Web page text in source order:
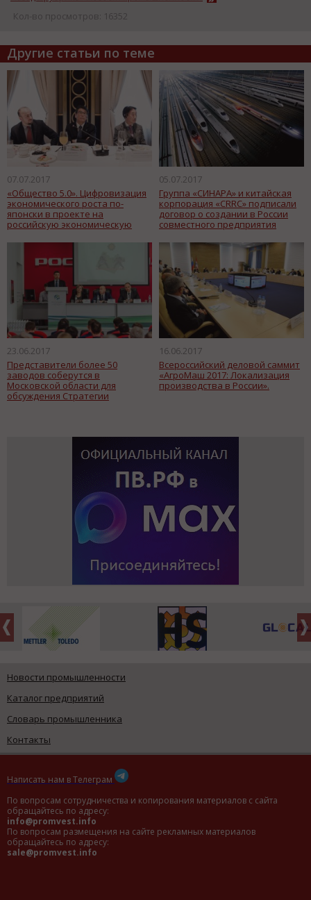
Кол-во просмотров: 16352
Другие статьи по теме
07.07.2017
«Общество 5.0». Цифровизация
экономического роста по-
японски в проекте на
российскую экономическую
05.07.2017
Группа «СИНАРА» и китайская
корпорация «CRRC» подписали
договор о создании в России
совместного предприятия
23.06.2017
Представители более 50
заводов соберутся в
Московской области для
обсуждения Стратегии
16.06.2017
Всероссийский деловой саммит
«АгроМаш 2017: Локализация
производства в России».
Новости промышленности
Каталог предприятий
Словарь промышленника
Контакты
Написать нам в Телеграм
По вопросам сотрудничества и копирования материалов с сайта
обращайтесь по адресу:
info@promvest.info
По вопросам размещения на сайте рекламных материалов
обращайтесь по адресу:
sale@promvest.info